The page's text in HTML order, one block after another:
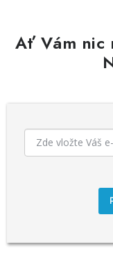
Ať Vám nic